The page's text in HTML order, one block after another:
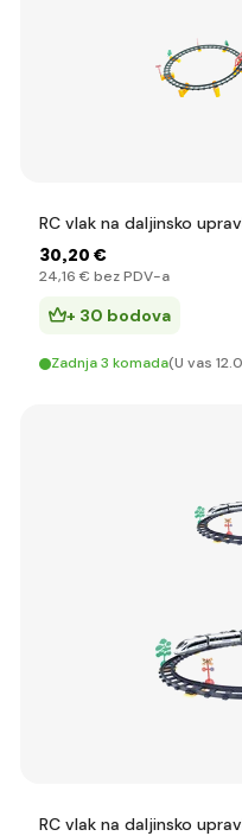
RC vlak na daljinsko
30,20 €
24,16 € bez PDV-a
+ 30 bodova
Zadnja 3 komada(U vas
RC vlak na daljinsko